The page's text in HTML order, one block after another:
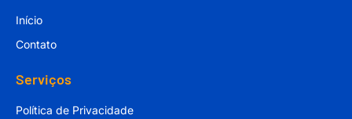
Início
Contato
Serviços
Política de Privacidade